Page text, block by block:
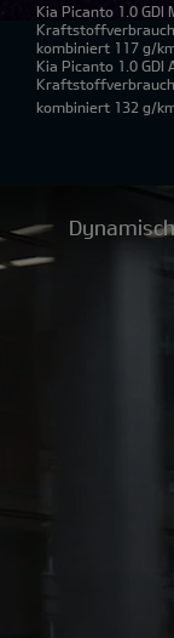
Kia Picanto 1.0 GDI
Kraftstoffverbrauch
kombiniert 117 g/
Kia Picanto 1.0 GDI
Kraftstoffverbrauch
kombiniert 132 g/